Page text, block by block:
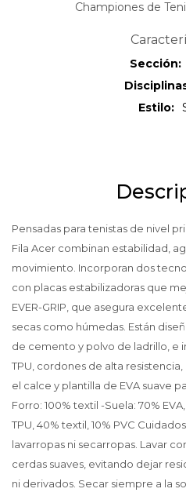
Championes de
Sección
Estilo
Pensadas para tenistas de nivel
Fila Acer combinan estabilidad,
movimiento. Incorporan dos
con placas estabilizadoras que
EVER-GRIP, que asegura
secas como húmedas. Están
de cemento y polvo de ladrillo, e
TPU, cordones de alta
el calce y plantilla de EVA suave
Forro: 100% textil -Suela: 70%
TPU, 40% textil, 10% PVC
lavarropas ni secarropas. Lavar
cerdas suaves, evitando dejar
ni derivados. Secar siempre a la